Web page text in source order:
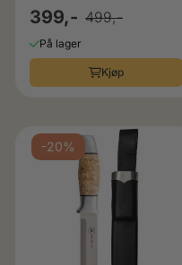
399,- 499,-
På lager
Kjøp
-20%